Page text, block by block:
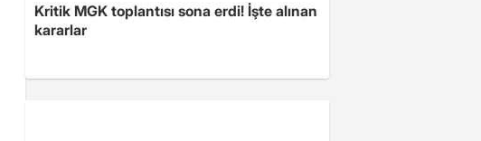
Kritik MGK toplantısı sona erdi! İşte alınan
kararlar